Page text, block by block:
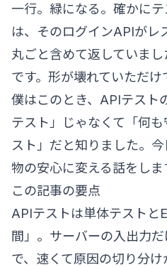
一行。緑になる。確かに
は、そのログインAPIがレ
丸ごと含めて返していま
です。形が壊れていただけ
僕はこのとき、APIテスト
テスト」じゃなくて「何
スト」だと知りました。
物の安心に変える話をしま
この記事の要点
APIテストは単体テストと
間」。サーバーの入出力
で、速くて原因の切り分け